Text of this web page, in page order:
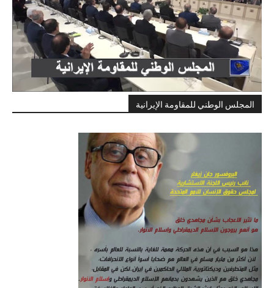
المجلس الوطني للمقاومة الإيرانية